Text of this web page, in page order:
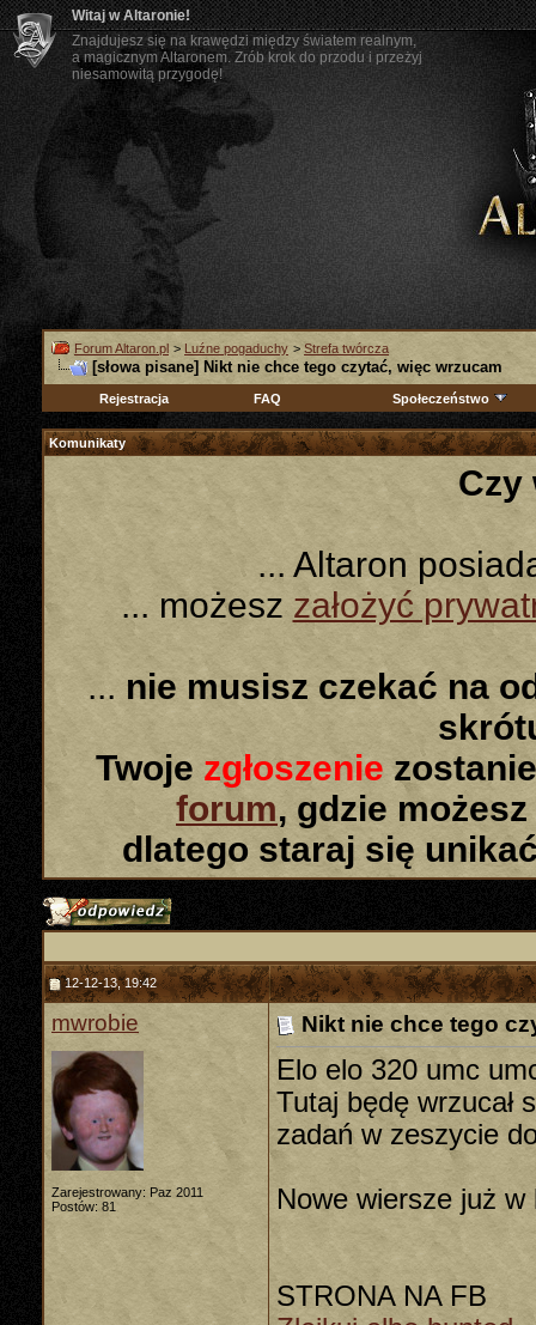
Witaj w Altaronie!
Znajdujesz się na krawędzi między światem realnym,
a magicznym Altaronem. Zrób krok do przodu i przeżyj
niesamowitą przygodę!
Forum Altaron.pl > Luźne pogaduchy > Strefa twórcza
[słowa pisane] Nikt nie chce tego czytać, więc wrzucam
Rejestracja FAQ Społeczeństwo
Komunikaty
Czy
... Altaron
... możeszzałożyć
... nie musisz czekać na
Twoje zgłoszenie
forum, gdzie
dlatego staraj się
12-12-13, 19:42
mwrobie
Zarejestrowany: Paz 2011
Postów: 81
Nikt nie chce tego
Elo elo 320 umc
Tutaj będę wrzucał
zadań w zeszycie
Nowe wiersze już w
STRONA NA FB